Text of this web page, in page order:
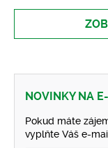
NOVINKY NA
Pokud máte
vyplňte Váš e-